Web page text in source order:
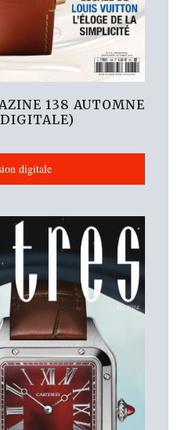
138 AUTOMNE